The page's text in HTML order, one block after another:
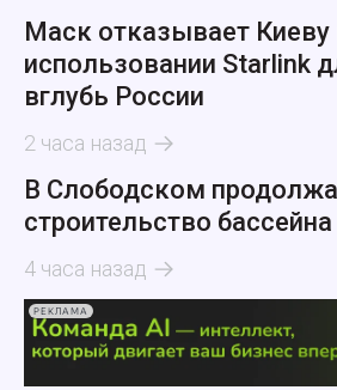
Маск отказывает Киеву
использовании Starlink
вглубь России
2 часа назад
В Слободском
строительство бассейна
4 часа назад
РЕКЛАМА